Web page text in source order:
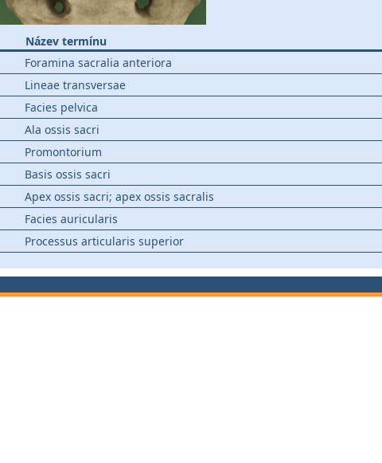
Název termínu
Foramina sacralia anteriora
Lineae transversae
Facies pelvica
Ala ossis sacri
Promontorium
Basis ossis sacri
Apex ossis sacri; apex ossis sacralis
Facies auricularis
Processus articularis superior